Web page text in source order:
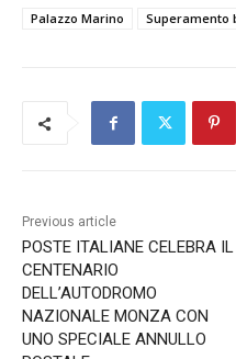
Palazzo Marino
Superamento
Previous article
POSTE ITALIANE CELEBRA IL
CENTENARIO
DELL’AUTODROMO
NAZIONALE MONZA CON
UNO SPECIALE ANNULLO